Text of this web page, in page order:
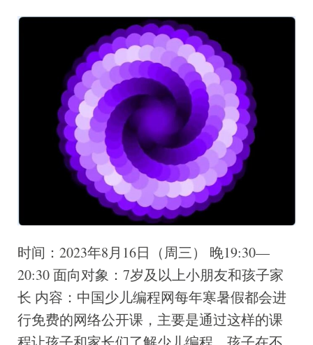
时间：2023年8月16日（周三） 晚19:30—
20:30 面向对象：7岁及以上小朋友和孩子家
长 内容：中国少儿编程网每年寒暑假都会进
行免费的网络公开课，主要是通过这样的课